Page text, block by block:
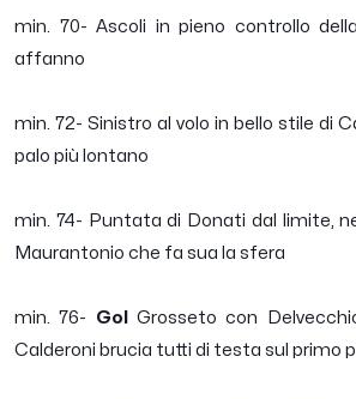
min. 70- Ascoli in pieno controllo
affanno
min. 72- Sinistro al volo in bello stile di
palo più lontano
min. 74- Puntata di Donati dal limite,
Maurantonio che fa sua la sfera
min. 76- Gol
Grosseto con
Calderoni brucia tutti di testa sul primo